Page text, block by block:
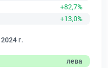
+82,7%
+13,0%
г.
лева